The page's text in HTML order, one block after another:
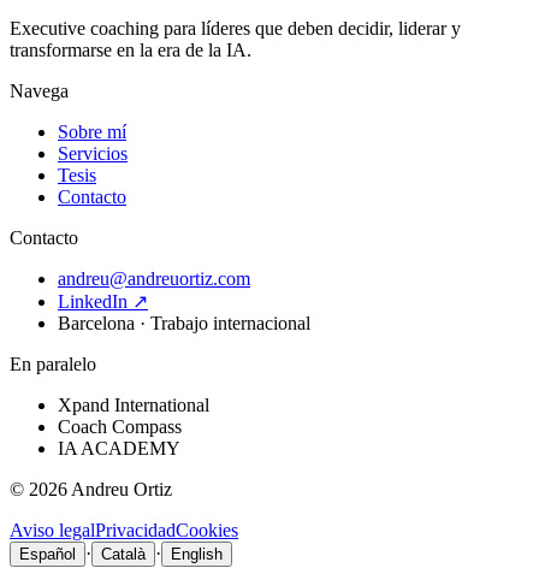
Executive coaching para líderes que deben decidir, liderar y
transformarse en la era de la IA.
Navega
Sobre mí
Servicios
Tesis
Contacto
Contacto
andreu@andreuortiz.com
LinkedIn ↗
Barcelona · Trabajo internacional
En paralelo
Xpand International
Coach Compass
IA ACADEMY
© 2026 Andreu Ortiz
Aviso legalPrivacidadCookies
Español · Català · English